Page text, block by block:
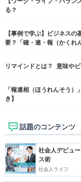
る？
【事例で学ぶ】ビジネス
要？「確・連・報（かくれ
リマインドとは？ 意味や
「報連相（ほうれんそう
き】
話題のコンテンツ
社会人デビュ
ス術
社会人ライフ